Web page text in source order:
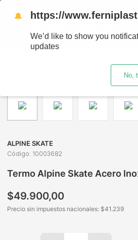
ALPINE SKATE
Código: 10003682
Termo Alpine Skate Acero
$49.900,00
Precio sin impuestos nacionales: $41.239
🔔 https://
We’d like to show you
updates
No,